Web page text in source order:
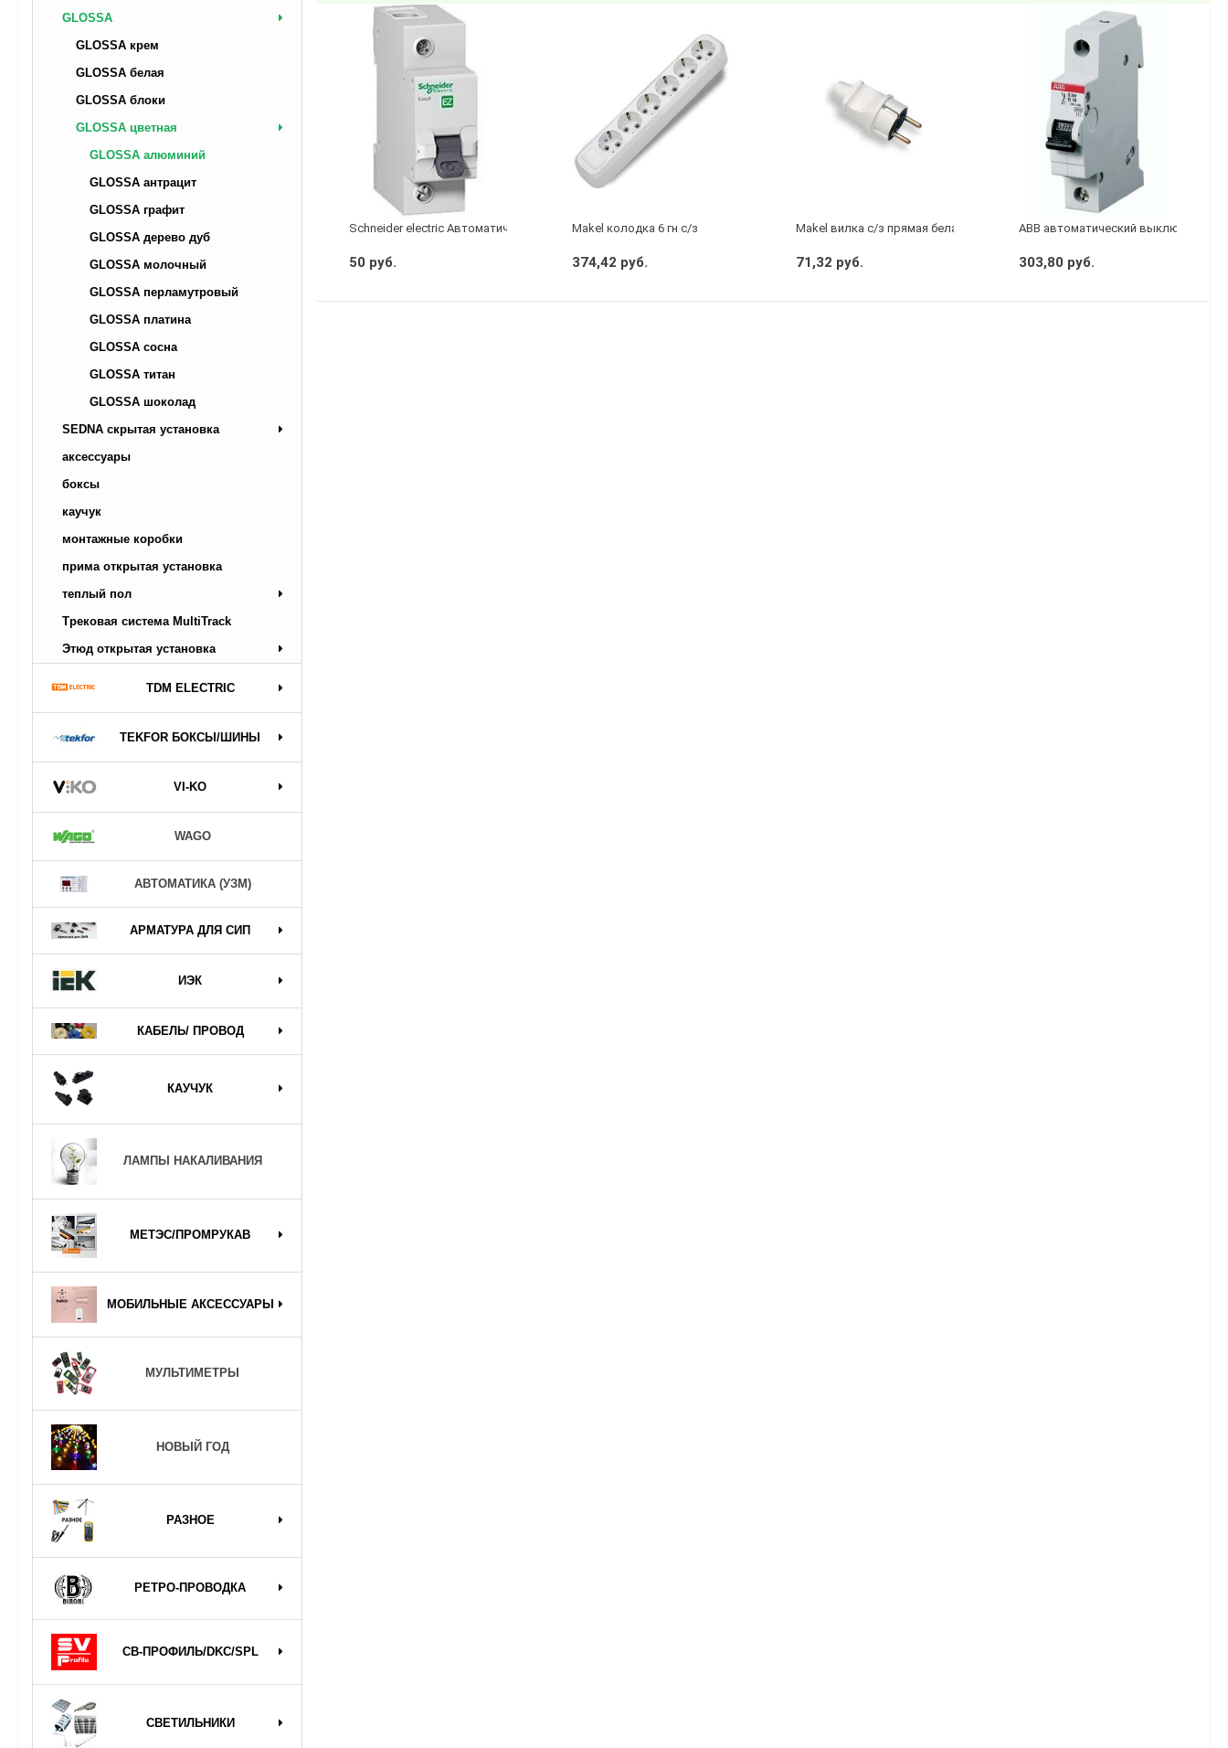
GLOSSA
GLOSSA крем
GLOSSA белая
GLOSSA блоки
GLOSSA цветная
GLOSSA алюминий
GLOSSA антрацит
GLOSSA графит
GLOSSA дерево дуб
GLOSSA молочный
GLOSSA перламутровый
GLOSSA платина
GLOSSA сосна
GLOSSA титан
GLOSSA шоколад
SEDNA скрытая установка
аксессуары
боксы
каучук
монтажные коробки
прима открытая установка
теплый пол
Трековая система MultiTrack
Этюд открытая установка
TDM ELECTRIC
TEKFOR БОКСЫ/ШИНЫ
VI-KO
WAGO
АВТОМАТИКА (УЗМ)
АРМАТУРА ДЛЯ СИП
ИЭК
КАБЕЛЬ/ ПРОВОД
КАУЧУК
ЛАМПЫ НАКАЛИВАНИЯ
МЕТЭС/ПРОМРУКАВ
МОБИЛЬНЫЕ АКСЕССУАРЫ
МУЛЬТИМЕТРЫ
НОВЫЙ ГОД
РАЗНОЕ
РЕТРО-ПРОВОДКА
СВ-ПРОФИЛЬ/DKC/SPL
СВЕТИЛЬНИКИ
Schneider electric Автоматический выключатель 1/40А
50 руб.
Makel колодка 6 гн с/з
374,42 руб.
Makel вилка с/з прямая белая
71,32 руб.
АВВ автоматический выключатель
303,80 руб.